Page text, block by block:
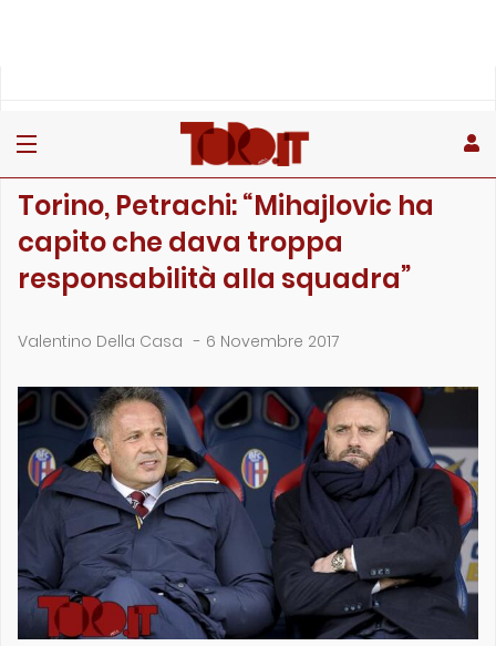
Torino, Petrachi: “Mihajlovic ha
capito che dava troppa
responsabilità alla squadra”
Valentino Della Casa - 6 Novembre 2017